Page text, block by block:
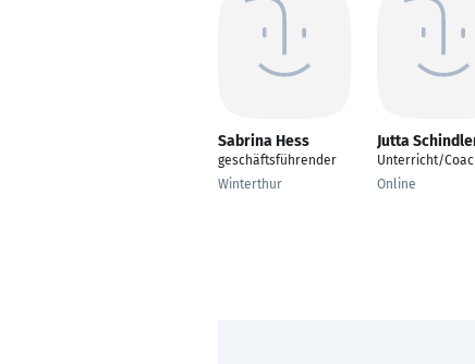
Sabrina Hess
geschäftsführender
Winterthur
Jutta
Unterricht/
Online